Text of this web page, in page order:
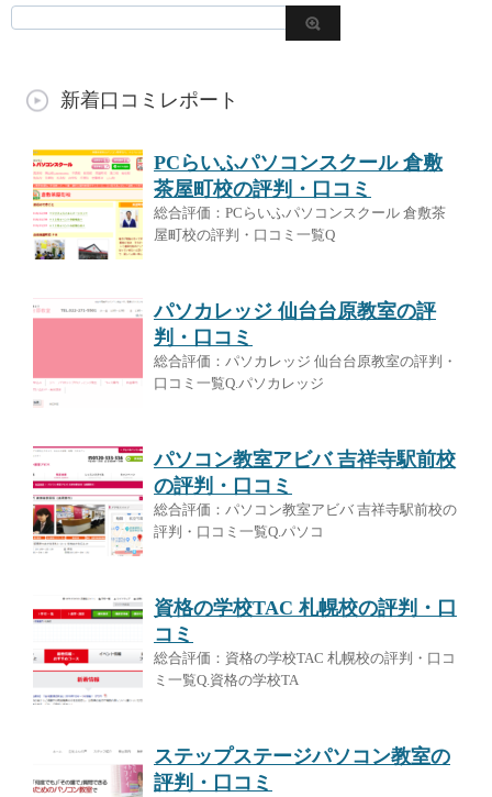
新着口コミレポート
PCらいふパソコンスクール 倉敷
茶屋町校の評判・口コミ
総合評価：PCらいふパソコンスクール 倉敷茶
屋町校の評判・口コミ一覧Q
パソカレッジ 仙台台原教室の評
判・口コミ
総合評価：パソカレッジ 仙台台原教室の評判・
口コミ一覧Q.パソカレッジ
パソコン教室アビバ 吉祥寺駅前校
の評判・口コミ
総合評価：パソコン教室アビバ 吉祥寺駅前校の
評判・口コミ一覧Q.パソコ
資格の学校TAC 札幌校の評判・口
コミ
総合評価：資格の学校TAC 札幌校の評判・口コ
ミ一覧Q.資格の学校TA
ステップステージパソコン教室の
評判・口コミ